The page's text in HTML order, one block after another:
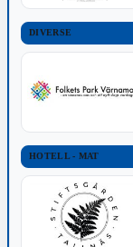
DIVERSE
HOTELL - MAT